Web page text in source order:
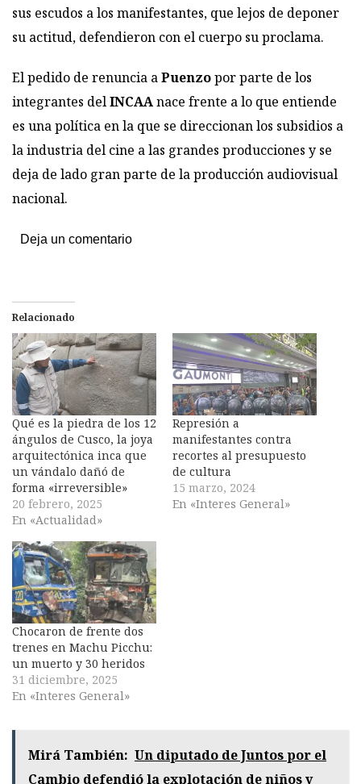
sus escudos a los manifestantes, que lejos de deponer
su actitud, defendieron con el cuerpo su proclama.
El pedido de renuncia aPuenzopor parte de los
integrantes delINCAAnace frente a lo que entiende
es una política en la que se direccionan los subsidios a
la industria del cine a las grandes producciones y se
deja de lado gran parte de la producción audiovisual
nacional.
Deja un comentario
Relacionado
Qué es la piedra de los 12
ángulos de Cusco, la joya
arquitectónica inca que
un vándalo dañó de
forma «irreversible»
20 febrero, 2025
En «Actualidad»
Represión a
manifestantes contra
recortes al presupuesto
de cultura
15 marzo, 2024
En «Interes General»
Chocaron de frente dos
trenes en Machu Picchu:
un muerto y 30 heridos
31 diciembre, 2025
En «Interes General»
Mirá También: Un diputado de Juntos por el
Cambio defendió la explotación de niños y